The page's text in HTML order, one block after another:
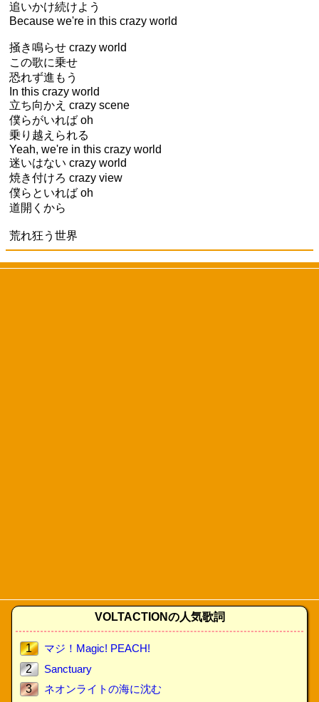
追いかけ続けよう
Because we're in this crazy world
掻き鳴らせ crazy world
この歌に乗せ
恐れず進もう
In this crazy world
立ち向かえ crazy scene
僕らがいれば oh
乗り越えられる
Yeah, we're in this crazy world
迷いはない crazy world
焼き付けろ crazy view
僕らといれば oh
道開くから
荒れ狂う世界
VOLTACTIONの人気歌詞
1
マジ！Magic! PEACH!
2
Sanctuary
3
ネオンライトの海に沈む